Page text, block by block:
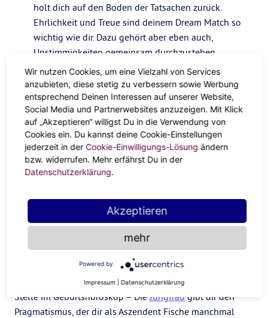
holt dich auf den Boden der Tatsachen zurück.
Ehrlichkeit und Treue sind deinem Dream Match so
wichtig wie dir. Dazu gehört aber eben auch,
Unstimmigkeiten gemeinsam durchzustehen.
Ein guter Plan –Als Aszendent Fische malst du dir
alles in den buntesten Farben aus. Damit deine
Träume auch Wirklichkeit werden, brauchst du
jemanden an deiner Seite, der oder die aus deinen
Wunschträumen konkrete Pläne macht. Und diese mit
dir umsetzt. Kunststück für den Deszendent Jungfrau.
Best Match für den Aszendent
Fische mit Deszendent Jungfrau
Menschen mit Jungfrau-Energie
Ob als Sternzeichen, Aszendent oder an einer anderen
Stelle im Geburtshoroskop – DieJungfrau gibt dir den
Pragmatismus, der dir als Aszendent Fische manchmal
Wir nutzen Cookies, um eine Vielzahl von Services
anzubieten, diese stetig zu verbessern sowie Werbung
entsprechend Deinen Interessen auf unserer Website,
Social Media und Partnerwebsites anzuzeigen. Mit Klick
auf „Akzeptieren“ willigst Du in die Verwendung von
Cookies ein. Du kannst deine Cookie-Einstellungen
jederzeit in der Cookie-Einwilligungs-Lösung ändern
bzw. widerrufen. Mehr erfährst Du in der
Datenschutzerklärung.
Akzeptieren
mehr
Powered by
Impressum Datenschutzerklärung